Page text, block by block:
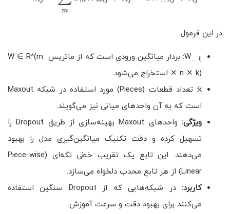
در این فرمول:
W… ij
: بردار میانگین ورودی است که از ماتریس W ∈ R^(m
✕ n ✕ k) استخراج می‌شود.
k: تعداد قطعات (Pieces) مورد استفاده در شبکه Maxout
است که به آن واحدهای میانی نیز می‌گویند.
ویژگی:
واحدهای Maxout بهینه‌سازی از طریق Dropout را
تسهیل کرده و دقت تکنیک میانگین‌گیری مدل را بهبود
می‌دهند. این تابع یک تقریب خطی تکه‌ای (Piece-wise
Linear) از هر تابع محدب دلخواه می‌سازد.
کاربرد:
در شبکه‌هایی که از Dropout سنگین استفاده
می‌کنند برای بهبود دقت و سرعت آموزش.